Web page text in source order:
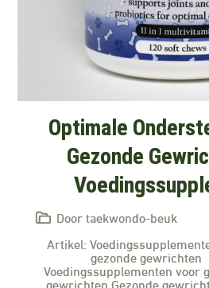
Optimale
Gezonde
Door taekwondo-beuk
Artikel:
gezonde gewrichten
Voedingssupplementen voor
gewrichten Gezonde